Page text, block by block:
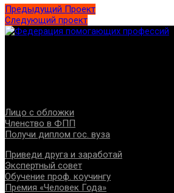
Предыдущий Проект
Следующий проект
Лицо с обложки
Членство в ФПП
Получи диплом гос. вуза
Приведи друга и заработай
Экспертный совет
Обучение проф. коучингу
Премия «Человек Года»